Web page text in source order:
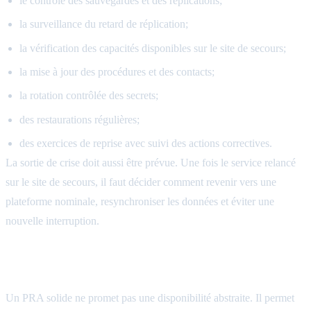
la surveillance du retard de réplication;
la vérification des capacités disponibles sur le site de secours;
la mise à jour des procédures et des contacts;
la rotation contrôlée des secrets;
des restaurations régulières;
des exercices de reprise avec suivi des actions correctives.
La sortie de crise doit aussi être prévue. Une fois le service relancé
sur le site de secours, il faut décider comment revenir vers une
plateforme nominale, resynchroniser les données et éviter une
nouvelle interruption.
Un PRA solide ne promet pas une disponibilité abstraite. Il permet